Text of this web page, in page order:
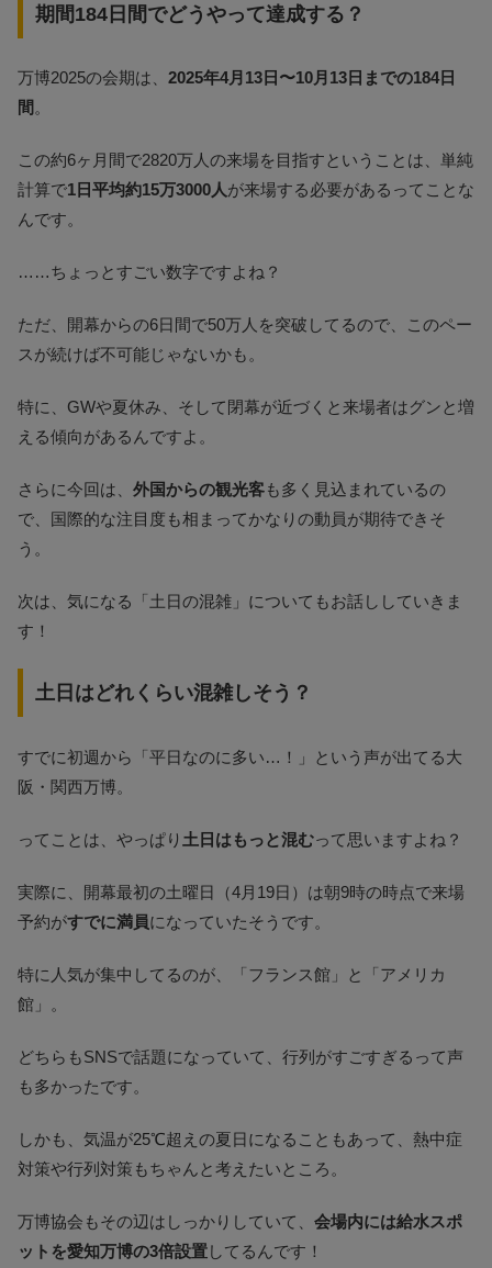
期間184日間でどうやって達成する？
万博2025の会期は、 2025年4月13日〜10月13日までの184日
間。
この約6ヶ月間で2820万人の来場を目指すということは、単純
計算で1日平均約15万3000人が来場する必要があるってことな
んです。
……ちょっとすごい数字ですよね？
ただ、開幕からの6日間で50万人を突破してるので、このペー
スが続けば不可能じゃないかも。
特に、GWや夏休み、そして閉幕が近づくと来場者はグンと増
える傾向があるんですよ。
さらに今回は、 外国からの観光客も多く見込まれているの
で、国際的な注目度も相まってかなりの動員が期待できそ
う。
次は、気になる「土日の混雑」についてもお話ししていきま
す！
土日はどれくらい混雑しそう？
すでに初週から「平日なのに多い…！」という声が出てる大
阪・関西万博。
ってことは、やっぱり 土日はもっと混むって思いますよね？
実際に、開幕最初の土曜日（4月19日）は朝9時の時点で来場
予約がすでに満員になっていたそうです​。
特に人気が集中してるのが、「フランス館」と「アメリカ
館」。
どちらもSNSで話題になっていて、行列がすごすぎるって声
も多かったです。
しかも、気温が25℃超えの夏日になることもあって、熱中症
対策や行列対策もちゃんと考えたいところ。
万博協会もその辺はしっかりしていて、 会場内には給水スポ
ットを愛知万博の3倍設置してるんです！